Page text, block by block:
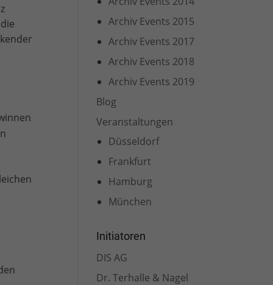
Archiv Events 2015
Archiv Events 2017
Archiv Events 2018
Archiv Events 2019
Blog
Veranstaltungen
Düsseldorf
Frankfurt
Hamburg
München
Initiatoren
DIS AG
Dr. Terhalle & Nagel